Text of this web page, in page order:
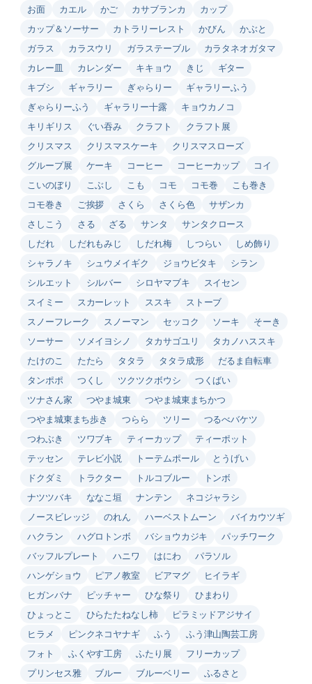
お面 カエル かご カサブランカ
カップ
カップ＆ソーサー
カトラリーレスト かびん
かぶと
ガラス
カラスウリ ガラステーブル
カラタネオガタマ
カレー皿
カレンダー キキョウ きじ
ギター
キブシ
ギャラリー ぎゃらりー
ギャラリーふう
ぎゃらりーふう
ギャラリー十露
キョウカノコ
キリギリス
ぐい吞み クラフト
クラフト展
クリスマス
クリスマスケーキ
クリスマスローズ
グループ展
ケーキ コーヒー コーヒーカップ
コイ
こいのぼり
こぶし こも コモ コモ巻
こも巻き
コモ巻き
ご挨拶 さくら さくら色
サザンカ
さしこう
さる ざる サンタ
サンタクロース
しだれ
しだれもみじ しだれ梅 しつらい
しめ飾り
シャラノキ
シュウメイギク ジョウビタキ
シラン
シルエット
シルバー シロヤマブキ
スイセン
スイミー
スカーレット ススキ
ストーブ
スノーフレーク
スノーマン セッコク ソーキ
そーき
ソーサー
ソメイヨシノ タカサゴユリ
タカノハススキ
たけのこ
たたら タタラ タタラ成形
だるま自転車
タンポポ
つくし ツクツクボウシ
つくばい
ツナさん家
つやま城東
つやま城東まちかつ
つやま城東まち歩き
つらら ツリー
つるべバケツ
つわぶき
ツワブキ ティーカップ
ティーポット
テッセン
テレビ小説 トーテムポール
とうげい
ドクダミ
トラクター トルコブルー
トンボ
ナツツバキ
ななこ垣 ナンテン
ネコジャラシ
ノースビレッジ
のれん ハーベストムーン
バイカウツギ
ハクラン
ハグロトンボ バショウカジキ
パッチワーク
バッフルプレート
ハニワ はにわ
パラソル
ハンゲショウ
ピアノ教室 ビアマグ
ヒイラギ
ヒガンバナ
ピッチャー ひな祭り
ひまわり
ひょっとこ
ひらたたねなし柿
ピラミッドアジサイ
ヒラメ
ピンクネコヤナギ ふう
ふう津山陶芸工房
フォト
ふくやす工房 ふたり展
フリーカップ
プリンセス雅
ブルー ブルーベリー
ふるさと